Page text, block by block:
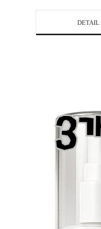
DETAIL